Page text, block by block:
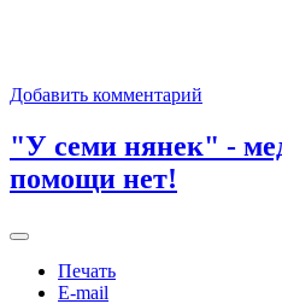
Добавить комментарий
"У семи нянек" -
помощи нет!
Печать
E-mail